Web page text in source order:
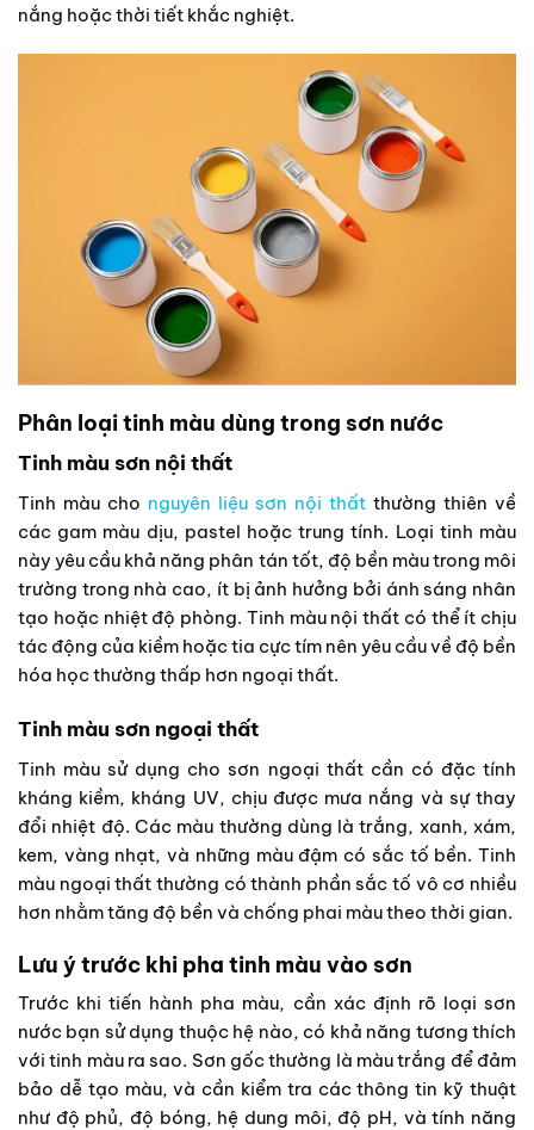
nắng hoặc thời tiết khắc nghiệt.
Phân loại tinh màu dùng trong sơn nước
Tinh màu sơn nội thất
Tinh màu cho nguyên liệu sơn nội thất thường thiên về
các gam màu dịu, pastel hoặc trung tính. Loại tinh màu
này yêu cầu khả năng phân tán tốt, độ bền màu trong môi
trường trong nhà cao, ít bị ảnh hưởng bởi ánh sáng nhân
tạo hoặc nhiệt độ phòng. Tinh màu nội thất có thể ít chịu
tác động của kiềm hoặc tia cực tím nên yêu cầu về độ bền
hóa học thường thấp hơn ngoại thất.
Tinh màu sơn ngoại thất
Tinh màu sử dụng cho sơn ngoại thất cần có đặc tính
kháng kiềm, kháng UV, chịu được mưa nắng và sự thay
đổi nhiệt độ. Các màu thường dùng là trắng, xanh, xám,
kem, vàng nhạt, và những màu đậm có sắc tố bền. Tinh
màu ngoại thất thường có thành phần sắc tố vô cơ nhiều
hơn nhằm tăng độ bền và chống phai màu theo thời gian.
Lưu ý trước khi pha tinh màu vào sơn
Trước khi tiến hành pha màu, cần xác định rõ loại sơn
nước bạn sử dụng thuộc hệ nào, có khả năng tương thích
với tinh màu ra sao. Sơn gốc thường là màu trắng để đảm
bảo dễ tạo màu, và cần kiểm tra các thông tin kỹ thuật
như độ phủ, độ bóng, hệ dung môi, độ pH, và tính năng